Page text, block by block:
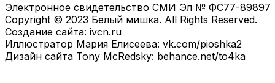
Электронное свидетельство СМИ Эл № ФС77-89897
Copyright © 2023 Белый мишка. All Rights Reserved.
Создание сайта: ivcn.ru
Иллюстратор Мария Елисеева: vk.com/pioshka2
Дизайн сайта Tony McRedsky: behance.net/to4ka